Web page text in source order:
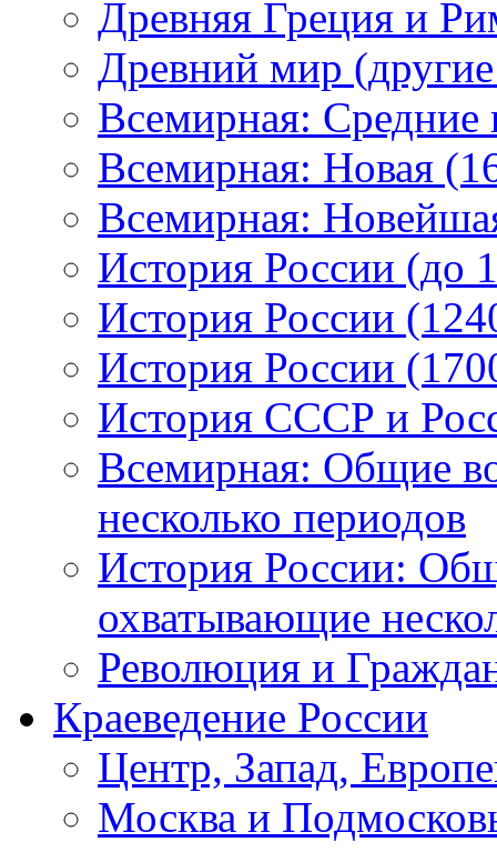
Древняя Греция и
Древний мир
Всемирная: Средние
Всемирная: Новая
Всемирная:
История России (до
История России
История России
История СССР и
Всемирная: Общие
несколько периодов
История России:
охватывающие
Революция и
Краеведение России
Центр, Запад,
Москва и